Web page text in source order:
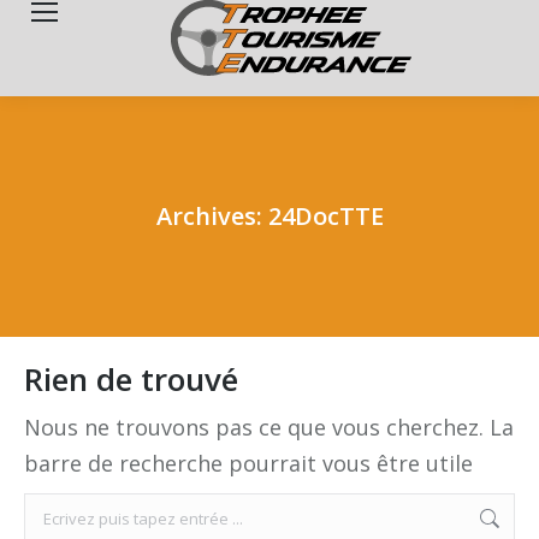
Archives: 24DocTTE
Rien de trouvé
Nous ne trouvons pas ce que vous cherchez. La
barre de recherche pourrait vous être utile
Search: